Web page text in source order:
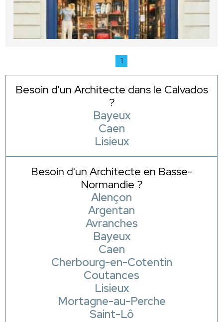
1
Besoin d'un Architecte dans le Calvados
?
Bayeux
Caen
Lisieux
Besoin d'un Architecte en Basse-
Normandie ?
Alençon
Argentan
Avranches
Bayeux
Caen
Cherbourg-en-Cotentin
Coutances
Lisieux
Mortagne-au-Perche
Saint-Lô